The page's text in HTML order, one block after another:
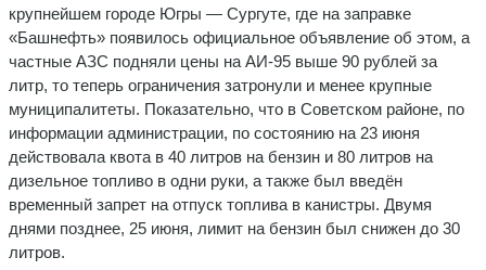
крупнейшем городе Югры — Сургуте, где на заправке
«Башнефть» появилось официальное объявление об этом, а
частные АЗС подняли цены на АИ-95 выше 90 рублей за
литр, то теперь ограничения затронули и менее крупные
муниципалитеты. Показательно, что в Советском районе, по
информации администрации, по состоянию на 23 июня
действовала квота в 40 литров на бензин и 80 литров на
дизельное топливо в одни руки, а также был введён
временный запрет на отпуск топлива в канистры. Двумя
днями позднее, 25 июня, лимит на бензин был снижен до 30
литров.